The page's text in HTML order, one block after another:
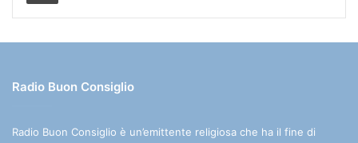
Radio Buon Consiglio
Radio Buon Consiglio è un’emittente religiosa che ha il fine di